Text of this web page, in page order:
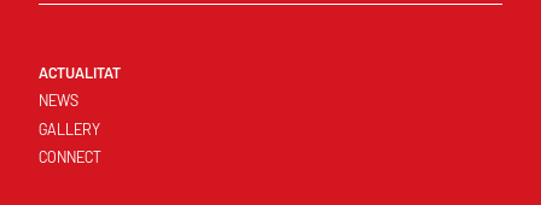
ACTUALITAT
NEWS
GALLERY
CONNECT